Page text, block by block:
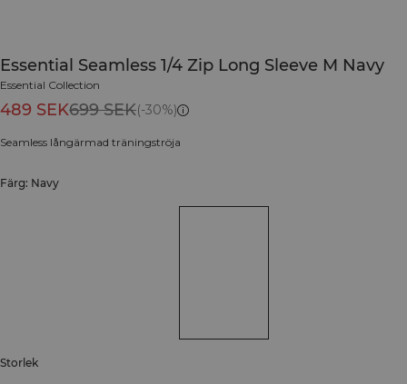
Essential Seamless 1/4 Zip Long Sleeve M Navy
Essential Collection
489 SEK699 SEK(-30%)
Seamless långärmad träningströja
Färg: Navy
Storlek